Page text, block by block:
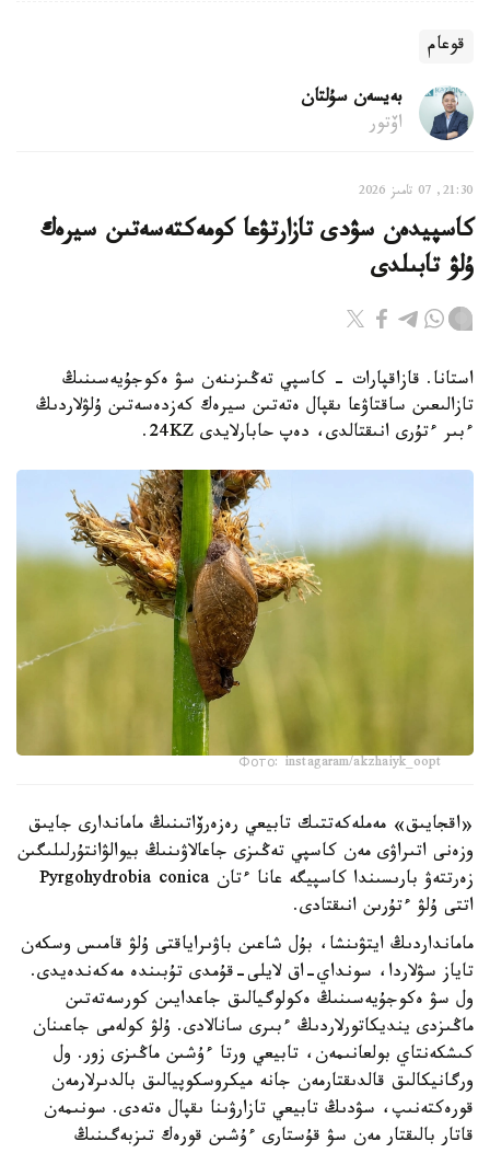
قوعام
بەيسەن سۇلتان
اۆتور
21:30, 07 تامىز 2026
كاسپيدەن سۋدى تازارتۋعا كومەكتەسەتىن سيرەك
ۇلۋ تابىلدى
استانا. قازاقپارات - كاسپي تەڭىزىنەن سۋ ەكوجۇيەسىنىڭ
تازالىعىن ساقتاۋعا ىقپال ەتەتىن سيرەك كەزدەسەتىن ۇلۋلاردىڭ
ءبىر ءتۇرى انىقتالدى، دەپ حابارلايدى 24KZ.
Фото: instagaram/akzhaiyk_oopt
«اقجايىق» مەملەكەتتىك تابيعي رەزەرۆاتىنىڭ ماماندارى جايىق
وزەنى اتىراۋى مەن كاسپي تەڭىزى جاعالاۋىنىڭ بيوالۋانتۇرلىلىگىن
زەرتتەۋ بارىسىندا كاسپيگە عانا ءتان Pyrgohydrobia conica
اتتى ۇلۋ ءتۇرىن انىقتادى.
مامانداردىڭ ايتۋىنشا، بۇل شاعىن باۋىراياقتى ۇلۋ قامىس وسكەن
تاياز سۋلاردا، سونداي-اق لايلى-قۇمدى تۇبىندە مەكەندەيدى.
ول سۋ ەكوجۇيەسىنىڭ ەكولوگيالىق جاعدايىن كورسەتەتىن
ماڭىزدى ينديكاتورلاردىڭ ءبىرى سانالادى. ۇلۋ كولەمى جاعىنان
كىشكەنتاي بولعانىمەن، تابيعي ورتا ءۇشىن ماڭىزى زور. ول
ورگانيكالىق قالدىقتارمەن جانە ميكروسكوپيالىق بالدىرلارمەن
قورەكتەنىپ، سۋدىڭ تابيعي تازارۋىنا ىقپال ەتەدى. سونىمەن
قاتار بالىقتار مەن سۋ قۇستارى ءۇشىن قورەك تىزبەگىنىڭ